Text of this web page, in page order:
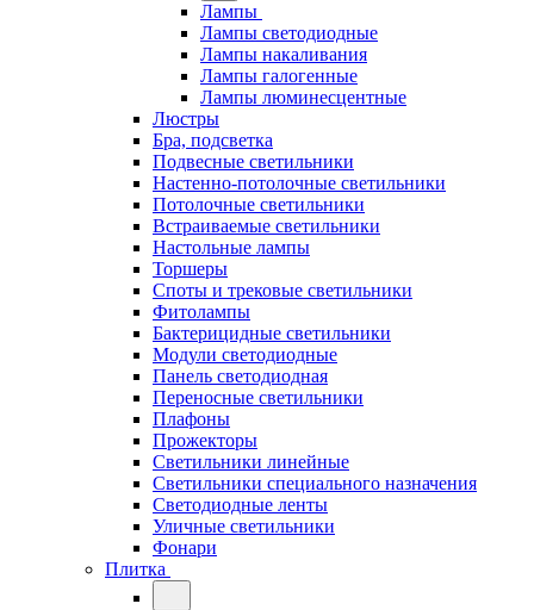
Лампы
Лампы светодиодные
Лампы накаливания
Лампы галогенные
Лампы люминесцентные
Люстры
Бра, подсветка
Подвесные светильники
Настенно-потолочные светильники
Потолочные светильники
Встраиваемые светильники
Настольные лампы
Торшеры
Споты и трековые светильники
Фитолампы
Бактерицидные светильники
Модули светодиодные
Панель светодиодная
Переносные светильники
Плафоны
Прожекторы
Светильники линейные
Светильники специального назначения
Светодиодные ленты
Уличные светильники
Фонари
Плитка